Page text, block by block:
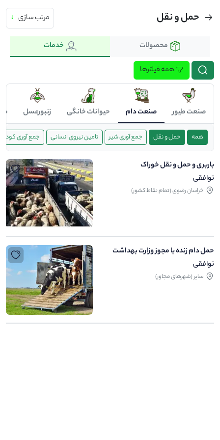
حمل و نقل مرتب سازی ↓
محصولات خدمات
همه فیلترها
صنعت طیور صنعت دام حیوانات خانگی زنبورعسل
همه حمل و نقل جمع آوری شیر تامین نیروی انسانی جمع آوری کود
باربری و حمل و نقل خوراک
توافقی
خراسان رضوی (تمام نقاط کشور)
حمل دام زنده با مجوز وزارت بهداشت
توافقی
ساير (شهرهای مجاور)